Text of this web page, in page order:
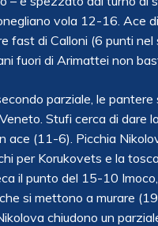
vola 12-16. Ace
fast di Calloni (6 punti
fuori di Arimattei non
parziale, le
Stufi cerca di dare
ace (11-6). Picchia
per Korukovets e la
il punto del 15-10
si mettono a murare
chiudono un